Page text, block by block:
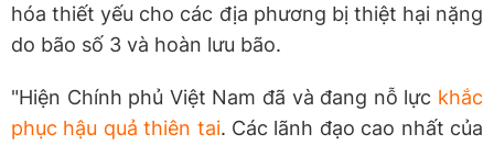
hóa thiết yếu cho các địa phương bị thiệt hại nặng
do bão số 3 và hoàn lưu bão.
"Hiện Chính phủ Việt Nam đã và đang nỗ lực khắc
phục hậu quả thiên tai. Các lãnh đạo cao nhất của